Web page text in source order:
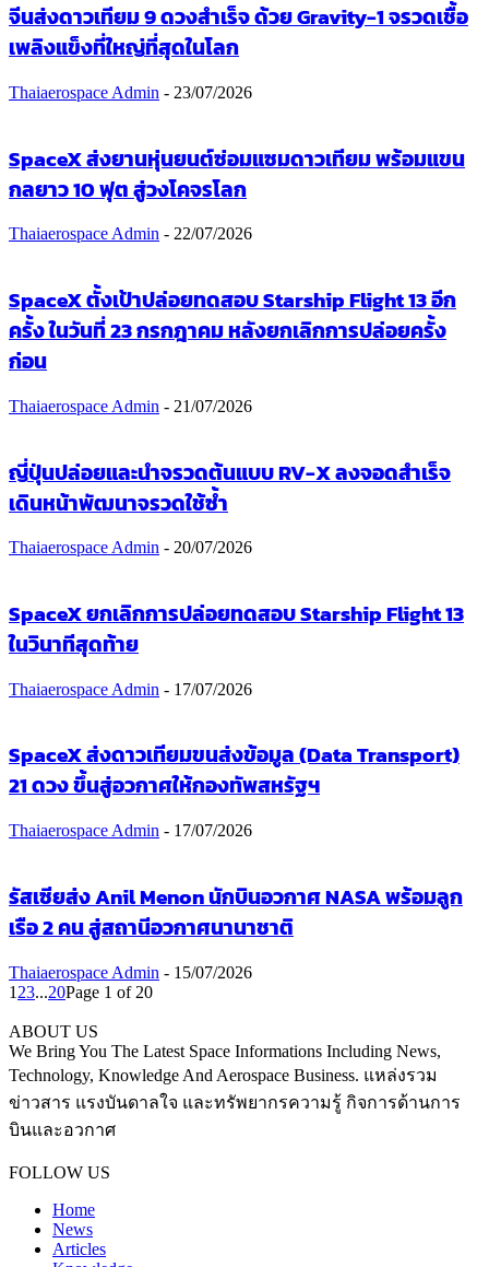
จีนส่งดาวเทียม 9 ดวงสำเร็จ ด้วย Gravity-1 จรวดเชื้อ
เพลิงแข็งที่ใหญ่ที่สุดในโลก
Thaiaerospace Admin - 23/07/2026
SpaceX ส่งยานหุ่นยนต์ซ่อมแซมดาวเทียม พร้อมแขน
กลยาว 10 ฟุต สู่วงโคจรโลก
Thaiaerospace Admin - 22/07/2026
SpaceX ตั้งเป้าปล่อยทดสอบ Starship Flight 13 อีก
ครั้ง ในวันที่ 23 กรกฎาคม หลังยกเลิกการปล่อยครั้ง
ก่อน
Thaiaerospace Admin - 21/07/2026
ญี่ปุ่นปล่อยและนำจรวดต้นแบบ RV-X ลงจอดสำเร็จ
เดินหน้าพัฒนาจรวดใช้ซ้ำ
Thaiaerospace Admin - 20/07/2026
SpaceX ยกเลิกการปล่อยทดสอบ Starship Flight 13
ในวินาทีสุดท้าย
Thaiaerospace Admin - 17/07/2026
SpaceX ส่งดาวเทียมขนส่งข้อมูล (Data Transport)
21 ดวง ขึ้นสู่อวกาศให้กองทัพสหรัฐฯ
Thaiaerospace Admin - 17/07/2026
รัสเซียส่ง Anil Menon นักบินอวกาศ NASA พร้อมลูก
เรือ 2 คน สู่สถานีอวกาศนานาชาติ
Thaiaerospace Admin - 15/07/2026
1 23...20Page 1 of 20
ABOUT US
We Bring You The Latest Space Informations Including News,
Technology, Knowledge And Aerospace Business. แหล่งรวม
ข่าวสาร แรงบันดาลใจ และทรัพยากรความรู้ กิจการด้านการ
บินและอวกาศ
FOLLOW US
Home
News
Articles